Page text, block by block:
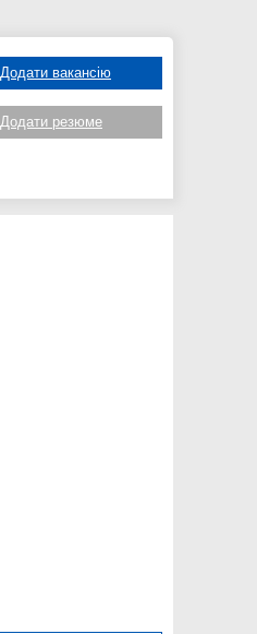
Додати вакансію
Додати резюме